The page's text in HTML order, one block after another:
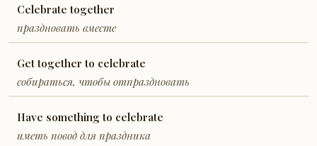
Celebrate together
праздновать вместе
Get together to celebrate
собираться, чтобы отпраздновать
Have something to celebrate
иметь повод для праздника